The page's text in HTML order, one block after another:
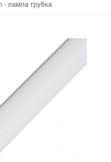
- лампа трубка